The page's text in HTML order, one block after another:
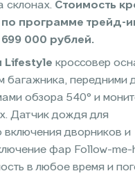
склонах. Стоимость
программе трейд-
699 000 рублей.
Lifestyle кроссовер
багажника, передними
обзора 540° и
Датчик дождя для
включения дворников и
фар Follow-me-
в любое время и